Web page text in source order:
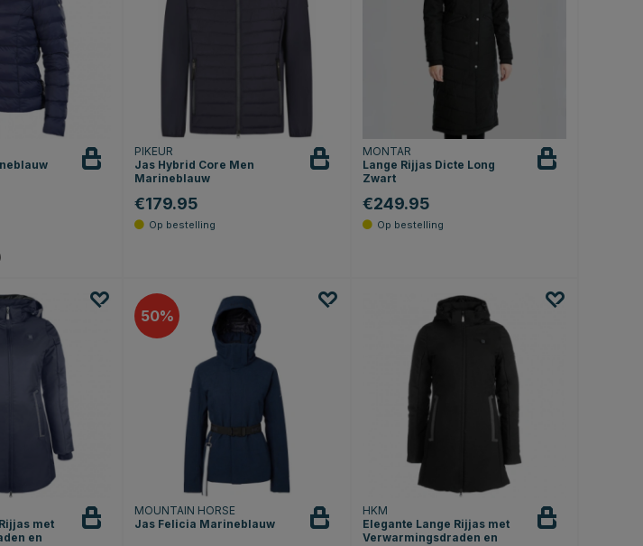
PIKEUR
Jas Hybrid Core Men
Marineblauw
€179.95
MONTAR
Lange Rijjas Dicte Long
Zwart
€249.95
met
en
50
MOUNTAIN HORSE
Jas Felicia Marineblauw
HKM
Elegante Lange Rijjas met
Verwarmingsdraden en